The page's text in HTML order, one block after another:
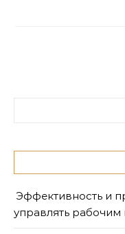
Эффективность и
управлять